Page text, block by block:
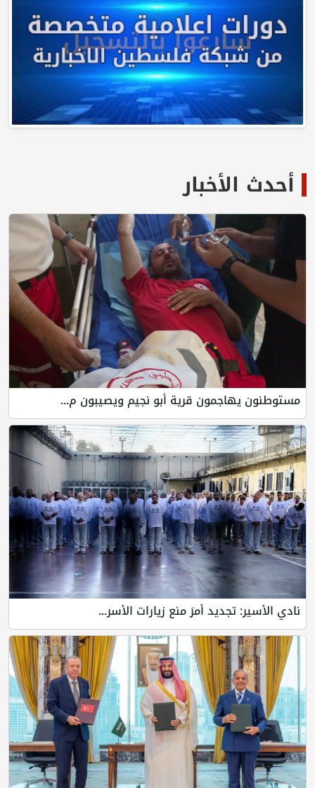
أحدث الأخبار
مستوطنون يهاجمون قرية أبو نجيم ويصيبون م...
نادي الأسير: تجديد أمرَ منع زيارات الأسر...